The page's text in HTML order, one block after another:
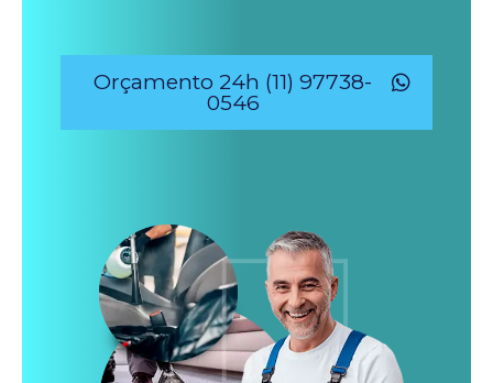
Orçamento 24h (11) 97738-
0546